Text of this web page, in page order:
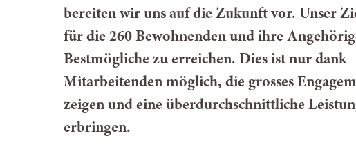
bereiten wir uns auf die Zukunft vor. Unser
für die 260 Bewohnenden und ihre
Bestmögliche zu erreichen. Dies ist nur dank
Mitarbeitenden möglich, die grosses
zeigen und eine überdurchschnittliche
erbringen.